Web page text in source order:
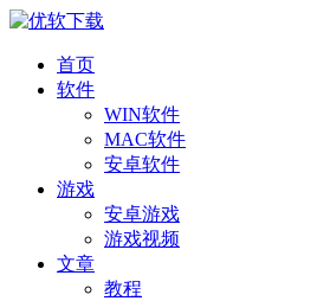
首页
软件
WIN软件
MAC软件
安卓软件
游戏
安卓游戏
游戏视频
文章
教程